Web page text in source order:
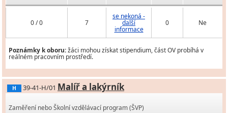
0 / 0 7
se nekoná -
další
informace
0 Ne
Poznámky k oboru:žáci mohou získat stipendium, část OV probíhá v
reálném pracovním prostředí.
H 39-41-H/01 Malíř a lakýrník
Zaměření nebo Školní vzdělávací program (ŠVP)